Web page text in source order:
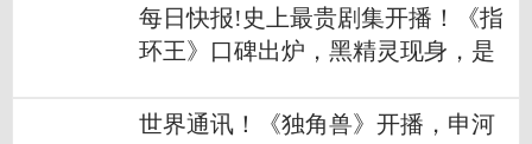
每日快报!史上最贵剧集开播！《指
环王》口碑出炉，黑精灵现身，是
世界通讯！《独角兽》开播，申河